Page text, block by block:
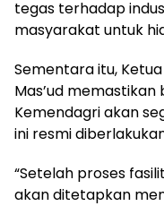
tegas terhadap
masyarakat untuk
Sementara itu,
Mas’ud
Kemendagri akan
ini resmi
“Setelah proses
akan ditetapkan